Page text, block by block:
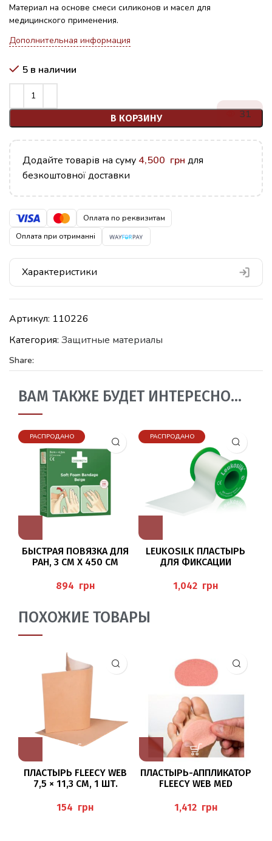
Материал на основе смеси силиконов и масел для
медицинского применения.
Дополнительная информация
5 в наличии
В КОРЗИНУ 31
Додайте товарів на суму 4,500 грн для
безкоштовної доставки
Оплата по реквизитам
Оплата при отриманні
Характеристики
Артикул: 110226
Категория: Защитные материалы
Share:
ВАМ ТАКЖЕ БУДЕТ ИНТЕРЕСНО…
РАСПРОДАНО
БЫСТРАЯ ПОВЯЗКА ДЛЯ
РАН, 3 СМ X 450 СМ
грн
РАСПРОДАНО
LEUKOSILK ПЛАСТЫРЬ
ДЛЯ ФИКСАЦИИ
грн
ПОХОЖИЕ ТОВАРЫ
ПЛАСТЫРЬ FLEECY WEB
7,5 × 11,3 СМ, 1 ШТ.
грн
ПЛАСТЫРЬ-АППЛИКАТОР
FLEECY WEB MED
грн